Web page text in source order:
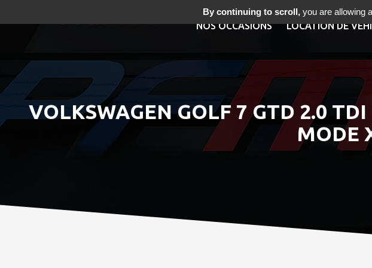
NOS OCCASIONS LOCATION DE
VOLKSWAGEN GOLF 7 GTD 2.0
MODE
By continuing to scroll,you are allowing